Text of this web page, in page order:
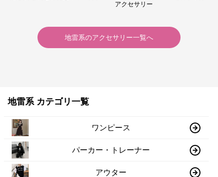
アクセサリー
地雷系のアクセサリー一覧へ
地雷系 カテゴリ一覧
ワンピース
パーカー・トレーナー
アウター